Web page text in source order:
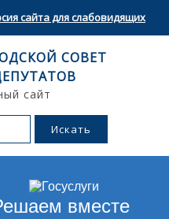
сайта для слабовидящих
СОВЕТ
сайт
вместе